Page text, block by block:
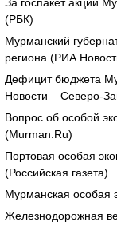
(РБК)
Мурманский
региона (РИА
Дефицит бюджета
Новости – Северо-
Вопрос об особой
(Murman.Ru)
Портовая особая
(Российская газета)
Мурманская особая
Железнодорожная